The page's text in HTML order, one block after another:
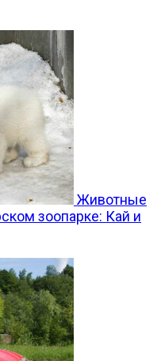
Животные
зоопарке: Кай и